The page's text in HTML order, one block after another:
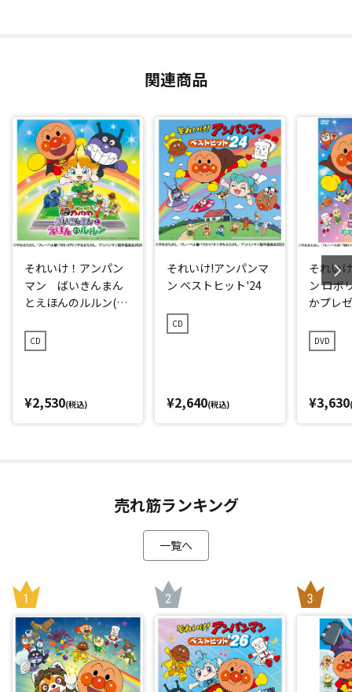
関連商品
それいけ！アンパン
マン ばいきんまん
とえほんのルルン(20
CD
¥2,530(税込)
それいけ!アンパンマ
ン ベストヒット'24
CD
¥2,640(税込)
それい
ン ロボ
かプレ
DVD
¥3,630
売れ筋ランキング
一覧へ